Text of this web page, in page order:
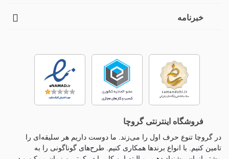
خبرنامه
فروشگاه اینترنتی گروچا
در گروچا تنوع حرف اول را می‌زند. ما دوست داریم هر سلیقه‌ای را
تامین کنیم. با انواع برندها همکاری کنیم. طرح‌های گوناگونی را به